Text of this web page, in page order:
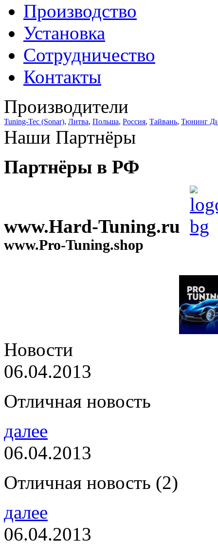
Производство
Установка
Сотрудничество
Контакты
Производители
Tuning-Tec (Sonar), Литва, Польша, Россия, Тайвань, Тюнинг
Наши Партнёры
Партнёры в РФ
www.Hard-Tuning.ru
www.Pro-Tuning.shop
Новости
06.04.2013
Отличная новость
далее
06.04.2013
Отличная новость (2)
далее
06.04.2013